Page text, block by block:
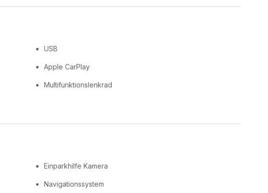
USB
Apple CarPlay
Multifunktionslenkrad
Einparkhilfe Kamera
Navigationssystem